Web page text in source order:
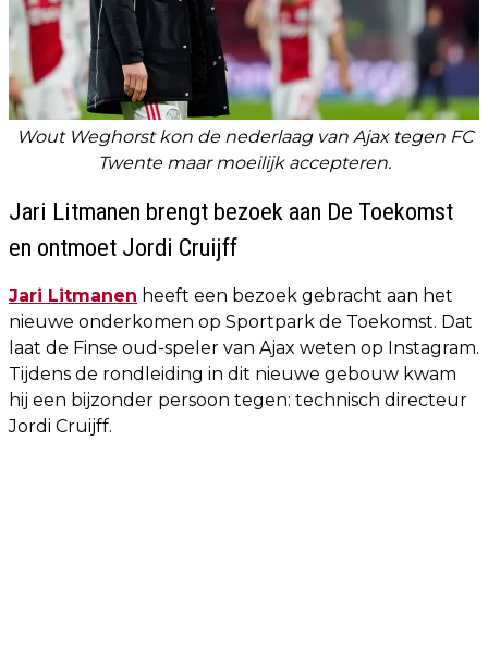
Wout Weghorst kon de nederlaag van Ajax tegen FC
Twente maar moeilijk accepteren.
Jari Litmanen brengt bezoek aan De Toekomst
en ontmoet Jordi Cruijff
Jari Litmanen heeft een bezoek gebracht aan het
nieuwe onderkomen op Sportpark de Toekomst. Dat
laat de Finse oud-speler van Ajax weten op Instagram.
Tijdens de rondleiding in dit nieuwe gebouw kwam
hij een bijzonder persoon tegen: technisch directeur
Jordi Cruijff.